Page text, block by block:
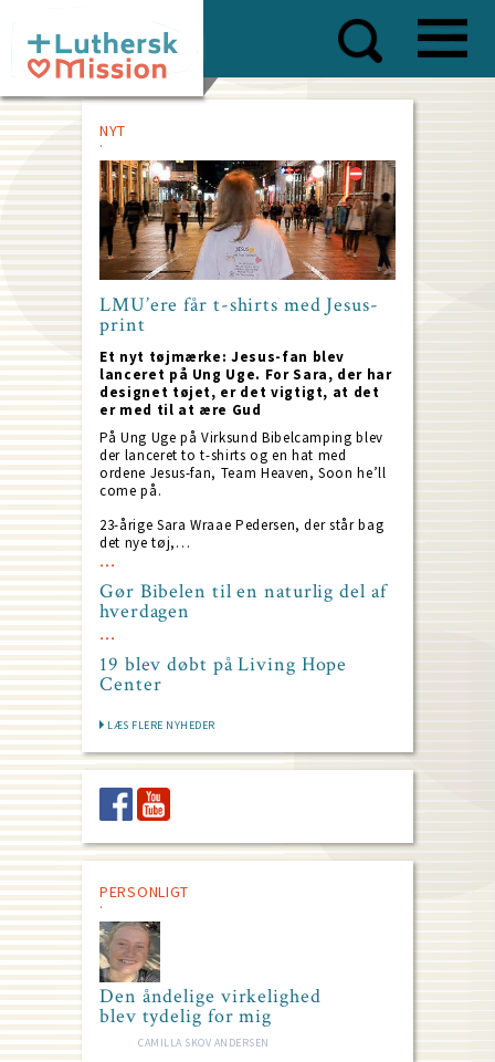
main
content
NYT
LMU’ere får t-shirts med Jesus-
print
Et nyt tøjmærke: Jesus-fan blev
lanceret på Ung Uge. For Sara, der har
designet tøjet, er det vigtigt, at det
er med til at ære Gud
På Ung Uge på Virksund Bibelcamping blev
der lanceret to t-shirts og en hat med
ordene Jesus-fan, Team Heaven, Soon he’ll
come på.
23-årige Sara Wraae Pedersen, der står bag
det nye tøj,…
Gør Bibelen til en naturlig del af
hverdagen
19 blev døbt på Living Hope
Center
LÆS FLERE NYHEDER
PERSONLIGT
Den åndelige virkelighed
blev tydelig for mig
CAMILLA SKOV ANDERSEN